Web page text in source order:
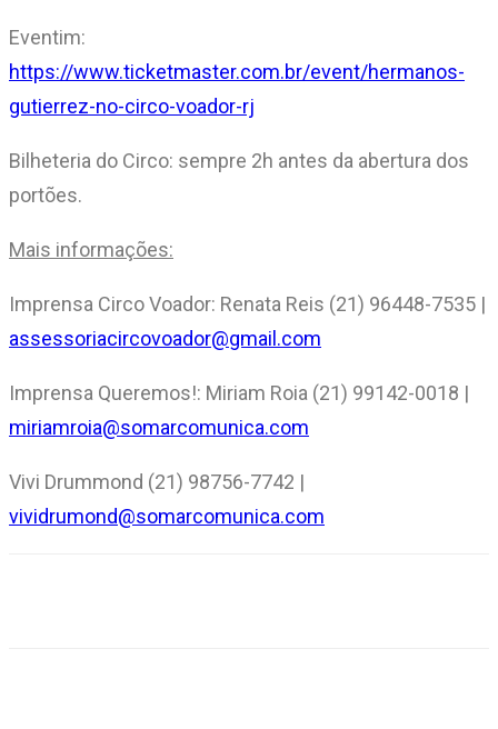
Eventim:
https://www.ticketmaster.com.br/event/hermanos-
gutierrez-no-circo-voador-rj
Bilheteria do Circo: sempre 2h antes da abertura dos
portões.
Mais informações:
Imprensa Circo Voador: Renata Reis (21) 96448-7535 |
assessoriacircovoador@gmail.com
Imprensa Queremos!: Miriam Roia (21) 99142-0018 |
miriamroia@somarcomunica.com
Vivi Drummond (21) 98756-7742 |
vividrumond@somarcomunica.com